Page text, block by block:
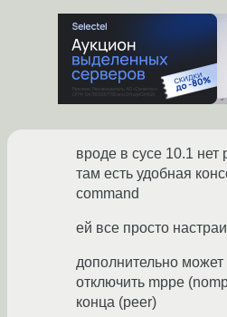
вроде в сусе 10.1 нет
там есть удобная
command
ей все просто
дополнительно может
отключить mppe
конца (peer)